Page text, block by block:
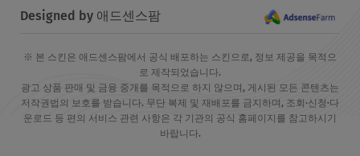
Designed by 애드센스팜
※ 본 스킨은 애드센스팜에서 공식 배포하는 스킨으로, 정보 제공을 목적으
로 제작되었습니다.
광고 상품 판매 및 금융 중개를 목적으로 하지 않으며, 게시된 모든 콘텐츠는
저작권법의 보호를 받습니다. 무단 복제 및 재배포를 금지하며, 조회·신청·다
운로드 등 편의 서비스 관련 사항은 각 기관의 공식 홈페이지를 참고하시기
바랍니다.